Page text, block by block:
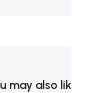
You may also